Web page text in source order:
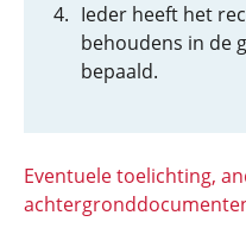
Ieder heeft het
behoudens in de
bepaald.
Eventuele toelichting,